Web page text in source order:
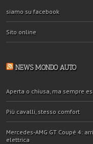
siamo su facebook
Sito online
NEWS MONDO AUTO
Aperta o chiusa, ma sempre
Più cavalli, stesso comfort
Mercedes-AMG GT Coupé 4:
elettrica